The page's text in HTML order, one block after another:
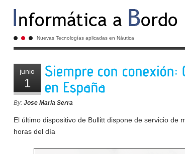
Nuevas Tecnologías aplicadas en Náutica
junio
1
By: Jose Maria Serra
El último dispositivo de Bullitt dispone de servicio de
horas del día